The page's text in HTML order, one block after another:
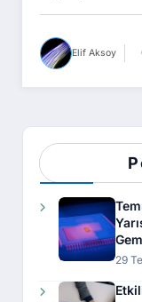
Elif Aksoy
29